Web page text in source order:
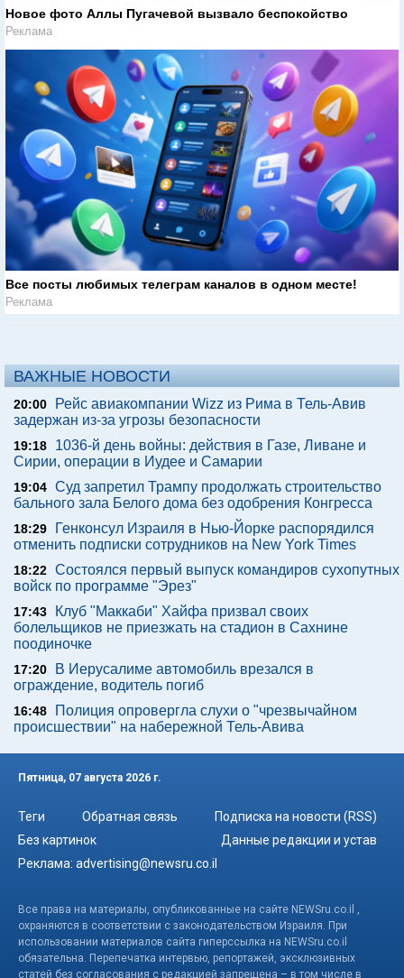
Новое фото Аллы Пугачевой вызвало беспокойство
Реклама
Все посты любимых телеграм каналов в одном месте!
Реклама
ВАЖНЫЕ НОВОСТИ
20:00
Рейс авиакомпании Wizz из Рима в Тель-Авив
задержан из-за угрозы безопасности
19:18
1036-й день войны: действия в Газе, Ливане и
Сирии, операции в Иудее и Самарии
19:04 Суд запретил Трампу продолжать строительство
бального зала Белого дома без одобрения Конгресса
18:29
Генконсул Израиля в Нью-Йорке распорядился
отменить подписки сотрудников на New York Times
18:22 Состоялся первый выпуск командиров сухопутных
войск по программе "Эрез"
17:43
Клуб "Маккаби" Хайфа призвал своих
болельщиков не приезжать на стадион в Сахнине
поодиночке
17:20
В Иерусалиме автомобиль врезался в
ограждение, водитель погиб
16:48
Полиция опровергла слухи о "чрезвычайном
происшествии" на набережной Тель-Авива
Пятница, 07 августа 2026 г.
Теги Обратная связь
Подписка на новости (RSS)
Без картинок
Данные редакции и устав
Реклама: advertising@newsru.co.il
Все права на материалы, опубликованные на сайте NEWSru.co.il ,
охраняются в соответствии с законодательством Израиля. При
использовании материалов сайта гиперссылка на NEWSru.co.il
обязательна. Перепечатка интервью, репортажей, эксклюзивных
статей без согласования с редакцией запрещена – в том числе в